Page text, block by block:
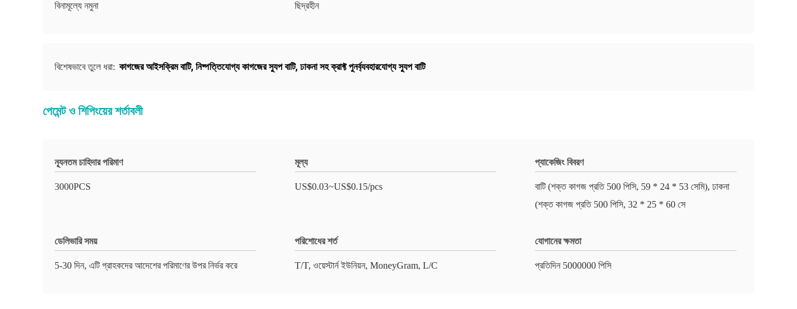
বিনামূল্যে নমুনা ছিদ্রহীন
বিশেষভাবে তুলে ধরা: কাগজের আইসক্রিম বাটি, নিষ্পত্তিযোগ্য কাগজের স্যুপ বাটি, ঢাকনা সহ ক্রাফ্ট পুনর্ব্যবহারযোগ্য স্যুপ বাটি
পেমেন্ট ও শিপিংয়ের শর্তাবলী
ন্যূনতম চাহিদার পরিমাণ
3000PCS
মূল্য
US$0.03~US$0.15/pcs
প্যাকেজিং বিবরণ
বাটি (শক্ত কাগজ প্রতি 500 পিসি, 59 * 24 * 53 সেমি), ঢাকনা
(শক্ত কাগজ প্রতি 500 পিসি, 32 * 25 * 60 সে
ডেলিভারি সময়
5-30 দিন, এটি গ্রাহকদের আদেশের পরিমাণের উপর নির্ভর করে
পরিশোধের শর্ত
T/T, ওয়েস্টার্ন ইউনিয়ন, MoneyGram, L/C
যোগানের ক্ষমতা
প্রতিদিন 5000000 পিসি